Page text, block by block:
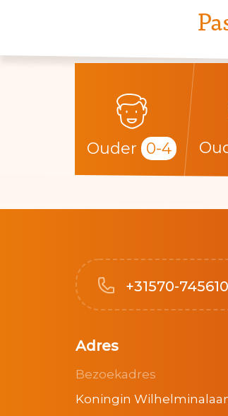
Ouder 0-4
+31570-745610
Adres
Bezoekadres
Koningin Wilhelminalaan